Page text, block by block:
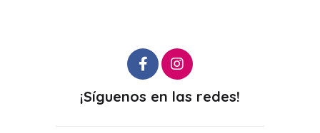
¡Síguenos en las redes!